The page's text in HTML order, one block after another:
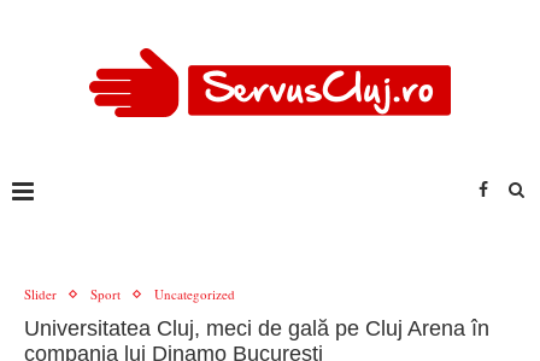
Slider Sport Uncategorized
Universitatea Cluj, meci de gală pe Cluj Arena în
compania lui Dinamo București